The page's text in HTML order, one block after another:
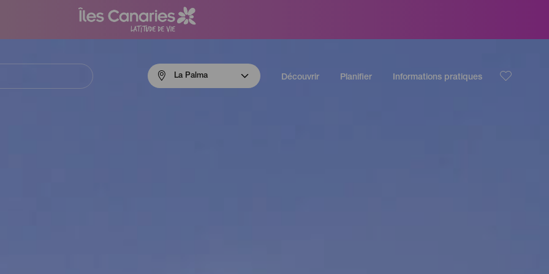
La Palma Découvrir Planifier Informations pratiques